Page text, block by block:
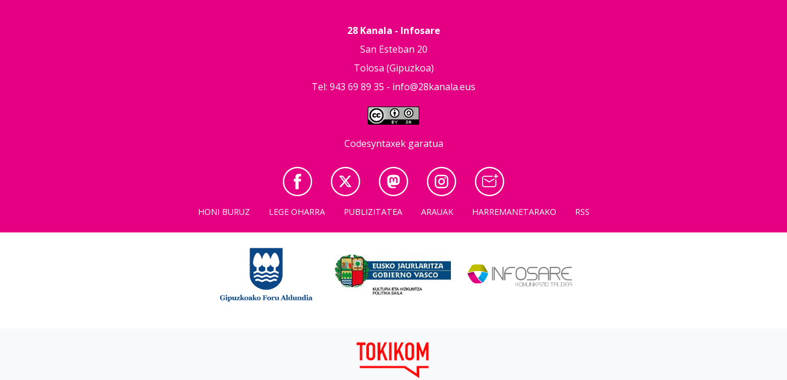
28 Kanala - Infosare
San Esteban 20
Tolosa (Gipuzkoa)
Tel: 943 69 89 35 - info@28kanala.eus
Codesyntaxek garatua
HONI BURUZ LEGE OHARRA PUBLIZITATEA ARAUAK HARREMANETARAKO RSS